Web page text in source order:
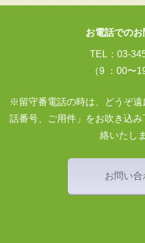
お電話での
TEL：03-
（9 ：00〜
※留守番電話の時は、どうぞ
話番号、ご用件」をお吹き込
絡いたし
お問い合